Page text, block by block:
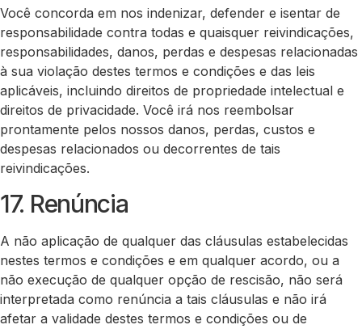
Você concorda em nos indenizar, defender e isentar de
responsabilidade contra todas e quaisquer reivindicações,
responsabilidades, danos, perdas e despesas relacionadas
à sua violação destes termos e condições e das leis
aplicáveis, incluindo direitos de propriedade intelectual e
direitos de privacidade. Você irá nos reembolsar
prontamente pelos nossos danos, perdas, custos e
despesas relacionados ou decorrentes de tais
reivindicações.
17. Renúncia
A não aplicação de qualquer das cláusulas estabelecidas
nestes termos e condições e em qualquer acordo, ou a
não execução de qualquer opção de rescisão, não será
interpretada como renúncia a tais cláusulas e não irá
afetar a validade destes termos e condições ou de